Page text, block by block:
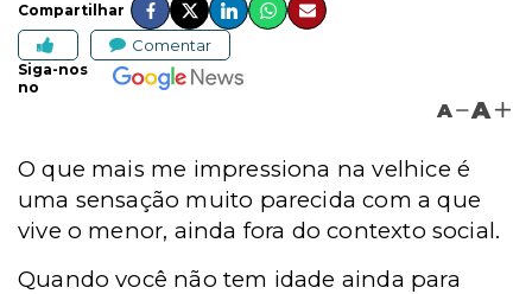
Compartilhar
Comentar
Siga-nos
no
A A
O que mais me impressiona na velhice é
uma sensação muito parecida com a que
vive o menor, ainda fora do contexto social.
Quando você não tem idade ainda para